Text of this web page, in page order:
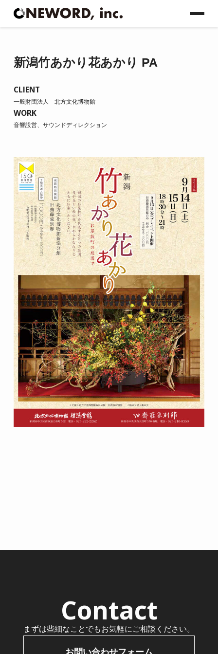
新潟竹あかり花あかり PA
CLIENT
一般財団法人 北方文化博物館
WORK
音響設営、サウンドディレクション
Contact
まずは些細なことでもお気軽にご相談ください。
お問い合わせフォーム